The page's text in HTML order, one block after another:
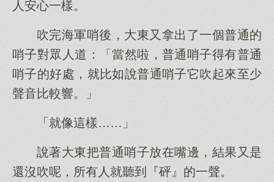
人安心一樣。
吹完海軍哨後，大東又拿出了一個普通的
哨子對眾人道：「當然啦，普通哨子得有普通
哨子的好處，就比如說普通哨子它吹起來至少
聲音比較響。」
「就像這樣……」
說著大東把普通哨子放在嘴邊，結果又是
還沒吹呢，所有人就聽到『砰』的一聲。